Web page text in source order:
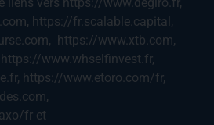
https://fr.scalable.capital,
https://www.xtb.com,
www.whselfinvest.fr,
https://www.etoro.com/fr,
fr et